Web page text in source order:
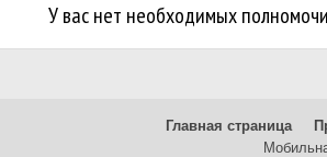
У вас нет необходимых
Главная страница